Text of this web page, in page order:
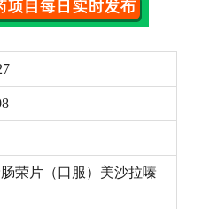
荣片（口服）美沙拉嗪